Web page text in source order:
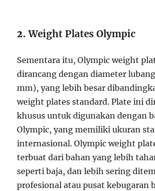
2.Weight Plates Olympic
Sementara itu, Olympic weight
dirancang dengan diameter
mm), yang lebih besar
weight plates standard. Plate ini
khusus untuk digunakan dengan
Olympic, yang memiliki ukuran
internasional. Olympic weight
terbuat dari bahan yang lebih
seperti baja, dan lebih sering
profesional atau pusat kebugaran